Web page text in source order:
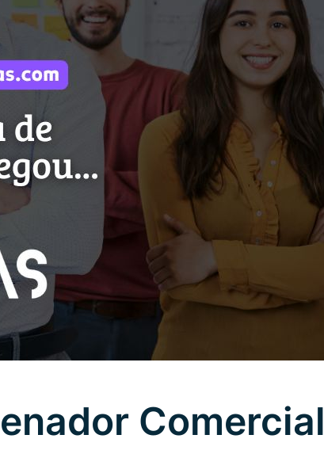
Comercial